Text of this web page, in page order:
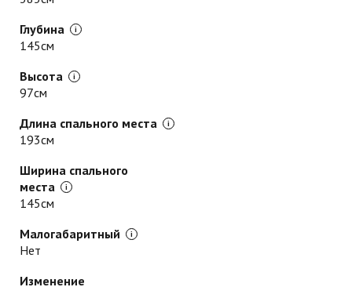
Глубина
145см
Высота
97см
Длина спального места
193см
Ширина спального
места
145см
Малогабаритный
Нет
Изменение